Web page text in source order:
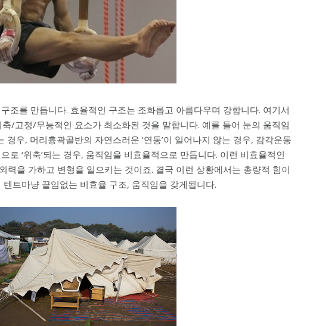
조를 만듭니다. 효율적인 구조는 조화롭고 아름다우며 강합니다. 여기서
/고정/무능적인 요소가 최소화된 것을 말합니다. 예를 들어 눈의 움직임
경우, 머리흉곽골반의 자연스러운 ‘연동’이 일어나지 않는 경우, 감각운동
로 ‘위축’되는 경우, 움직임을 비효율적으로 만듭니다. 이런 비효율적인
력을 가하고 변형을 일으키는 것이죠. 결국 이런 상황에서는 총량적 힘이
트마냥 끝임없는 비효율 구조, 움직임을 갖게됩니다.